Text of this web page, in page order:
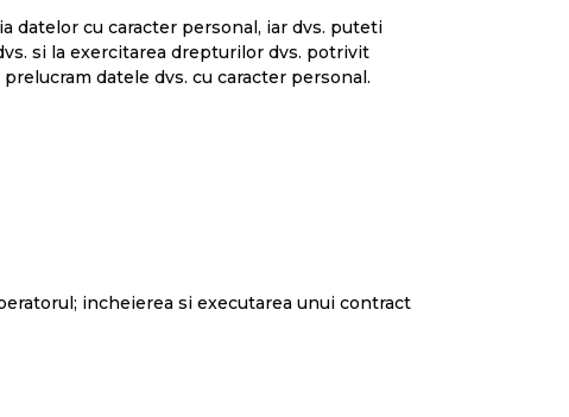
datelor cu caracter personal, iar dvs. puteti
si la exercitarea drepturilor dvs. potrivit
datele dvs. cu caracter personal.
incheierea si executarea unui contract